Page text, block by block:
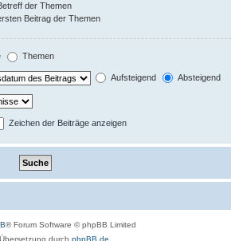
der Themen
Beitrag der Themen
Themen
Aufsteigend Absteigend
Zeichen der Beiträge anzeigen
® Forum Software © phpBB Limited
durch phpBB.de